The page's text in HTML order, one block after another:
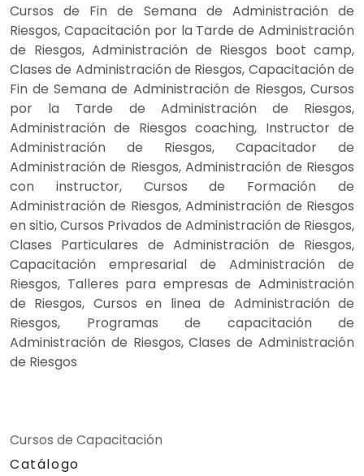
Cursos de Fin de Semana de Administración de
Riesgos, Capacitación por la Tarde de Administración
de Riesgos, Administración de Riesgos boot camp,
Clases de Administración de Riesgos, Capacitación de
Fin de Semana de Administración de Riesgos, Cursos
por la Tarde de Administración de Riesgos,
Administración de Riesgos coaching, Instructor de
Administración de Riesgos, Capacitador de
Administración de Riesgos, Administración de Riesgos
con instructor, Cursos de Formación de
Administración de Riesgos, Administración de Riesgos
en sitio, Cursos Privados de Administración de Riesgos,
Clases Particulares de Administración de Riesgos,
Capacitación empresarial de Administración de
Riesgos, Talleres para empresas de Administración
de Riesgos, Cursos en linea de Administración de
Riesgos, Programas de capacitación de
Administración de Riesgos, Clases de Administración
de Riesgos
Cursos de Capacitación
Catálogo